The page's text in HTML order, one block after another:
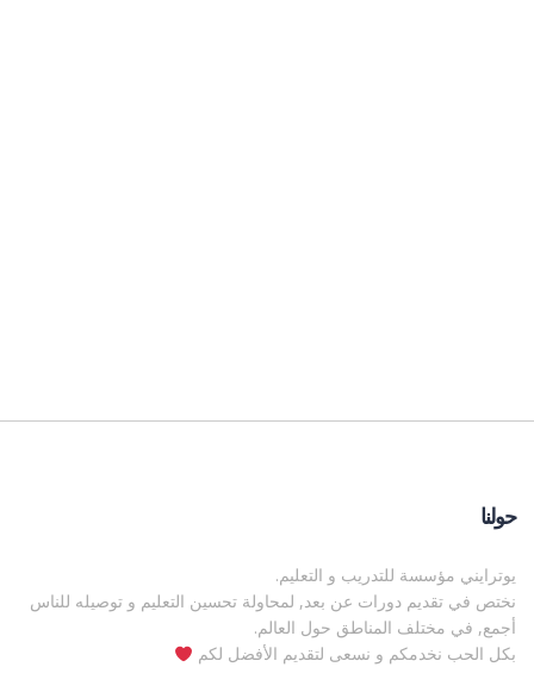
حولنا
يوترايني مؤسسة للتدريب و التعليم.
نختص في تقديم دورات عن بعد, لمحاولة تحسين التعليم و توصيله للناس
أجمع, في مختلف المناطق حول العالم.
بكل الحب نخدمكم و نسعى لتقديم الأفضل لكم